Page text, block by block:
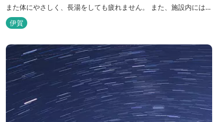
また体にやさしく、長湯をしても疲れません。 また、施設内にはオ
ートキャンプ場、デイキャンプ場、テニスコート、水遊び場（夏季
限定）、こんにゃくやパン作りの体験できる工房などがあります。
ンプやディキャンプ...
伊賀